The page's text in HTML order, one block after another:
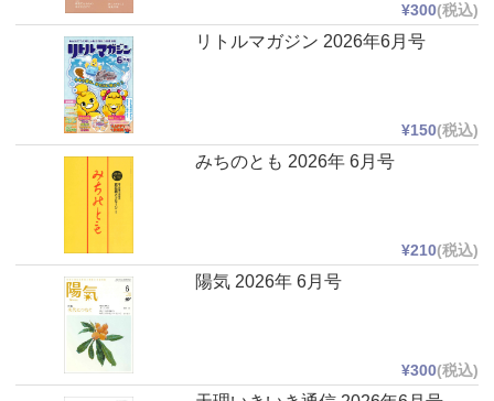
¥300(税込)
リトルマガジン 2026年6月号
¥150(税込)
みちのとも 2026年 6月号
¥210(税込)
陽気 2026年 6月号
¥300(税込)